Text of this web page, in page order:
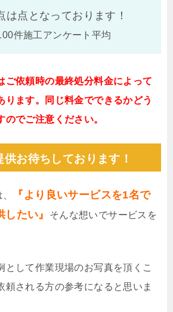
は点となっております！
件施工アンケート平均
依頼時の最終処分料金によって
ります。同じ料金でできるかどう
でご注意ください。
お待ちしております！
『より良いサービスを1名で
たい』
そんな想いでサービスを
として作業現場のお写真を頂くこ
頼される方の参考になると思いま